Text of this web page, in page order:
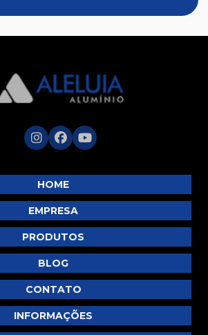
HOME
EMPRESA
PRODUTOS
BLOG
CONTATO
INFORMAÇÕES